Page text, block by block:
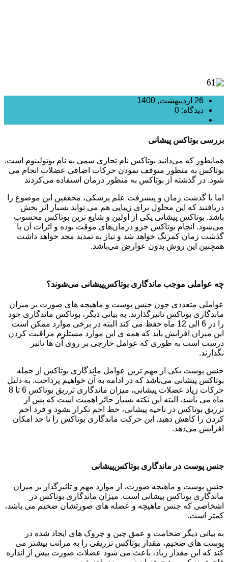
26 اردیبهشت, 1400
دیدگاه: 0
بررسی بوتاکس پیشانی
همانطور که می‌دانید بوتاکس نام تجاری سمی به نام بوتولینوم است.
بوتاکس به منظور متوقف نمودن حرکات اضافی عضلات انجام می
شود. در گذشته از بوتاکس به منظور درمان استفاده می‌کردند
اما با گذشت زمان و پیشرفت علم پزشکی، محققین این موضوع را
دریافتند که این محلول برای زیبایی هم می تواند بسیار اثر بخش
باشد. بوتاکس پیشانی یکی از اولین و شایع ترین بوتاکس محسوب
می‌شود. انجام بوتاکس جزو درمان‌های موقت بوده و اثرات آن با
گذشت زمان کمرنگ خواهد شد و نیاز به تمدید مجد خواهد داشت
همچنین این روش بدون عوارض می‌باشد.
چه عواملی موجب ماندگاری بوتاکس‌پیشانی می‌شوند؟
عواملی متعددی چون جنس پوست و ماهیچه های صورت بر میزان
ماندگاری بوتاکس تاثیرگذارند. به بیانی دیگر، بوتاکس ماندگاری خود
را در 6 الی 12 ماه حفظ می کند البته در برخی موارد ممکن است
این میزان افزایش یابد که همه ی این موارد مستلزم مراقبت کردن
درست است به طوری که عوامل خارجی بر روی آن ها تاثیر
نگذارند.
جنس پوست یکی از مهم ترین عوامل ماندگاری بوتاکس از جمله
بوتاکس پیشانی می‌باشد که در ادامه به آن خواهیم پرداخت. به دلیل
حرکات زیاد عضلات پیشانی، میزان ماندگاری تزریق بوتاکس 6 تا 8
ماه می باشد. البته این نکته بسیار حائز اهمیت است که پس از
تزریق بوتاکس در ناحیه پیشانی، خط اخم تکرار نشود و فرد اخم
کردن را کاهش دهید. این حرکت ماندگاری بوتاکس را تا حد امکان
افزایش می‌دهد.
جنس پوست در ماندگاری بوتاکس‌پیشانی
جنس پوست و ماهیچه صورت، از موارد مهم و تاثیرگذار بر میزان
ماندگاری بوتاکس پیشانی است. میزان ماندگاری بوتاکس در
اشخاصی که جنس ماهیچه و عضله های صورتشان ضخیم می باشد،
کمتر است.
به بیانی دیگر ضخامت و عمق چین و چروک های ایجاد شده در
پوست های ضخیم، مقدار بوتاکس تزریقی را به مراتب بیشتر می
کند که این مقدار زیاد، باعث می شود عضلات صورت بیش از اندازه